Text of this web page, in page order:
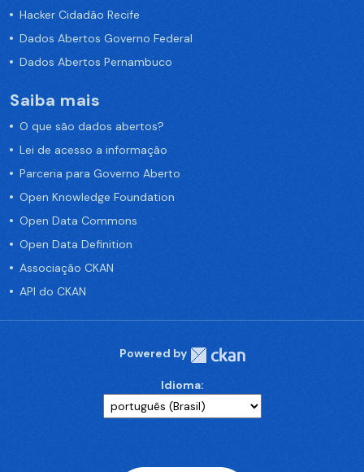
Hacker Cidadão Recife
Dados Abertos Governo Federal
Dados Abertos Pernambuco
Saiba mais
O que são dados abertos?
Lei de acesso a informação
Parceria para Governo Aberto
Open Knowledge Foundation
Open Data Commons
Open Data Definition
Associação CKAN
API do CKAN
Powered by
Idioma